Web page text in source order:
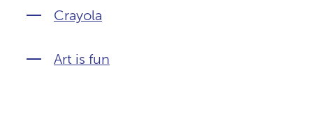
Crayola
Art is fun